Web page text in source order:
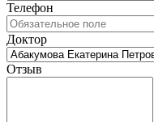
Телефон
Доктор
Отзыв